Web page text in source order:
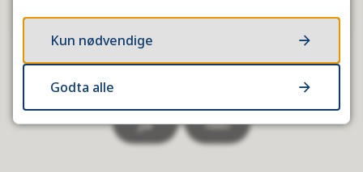
Fant du det du lette etter?
Ja Nei
Kun nødvendige
Godta alle